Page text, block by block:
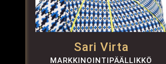
Sari Virta
MARKKINOINTIPÄÄLLIKKÖ